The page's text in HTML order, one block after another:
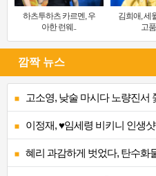
하츠투하츠 카르멘, 우
아한 런웨..
김희애, 세
고품
깜짝 뉴스
고소영, 낮술 마시다 노량진서
이정재, ♥임세령 비키니 인생
혜리 과감하게 벗었다, 탄수화